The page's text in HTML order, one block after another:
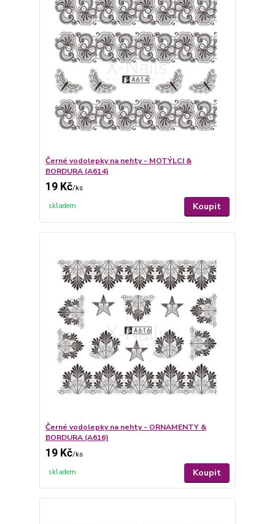
Černé vodolepky na nehty - MOTÝLCI &
BORDURA (A614)
19 Kč/ks
skladem Koupit
Černé vodolepky na nehty - ORNAMENTY &
BORDURA (A616)
19 Kč/ks
skladem Koupit